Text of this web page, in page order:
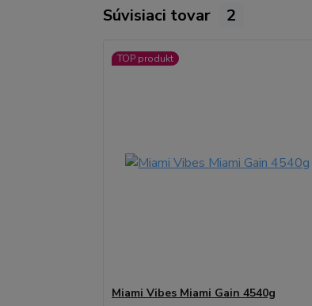
Súvisiaci tovar 2
TOP produkt
Miami Vibes Miami Gain 4540g